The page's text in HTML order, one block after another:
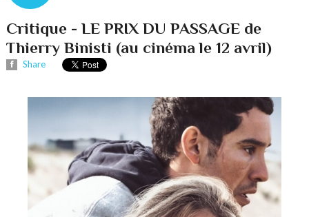
Critique - LE PRIX DU PASSAGE de
Thierry Binisti (au cinéma le 12 avril)
Share